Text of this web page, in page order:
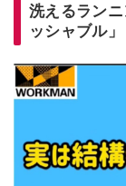
洗えるラン
ッシャブル」